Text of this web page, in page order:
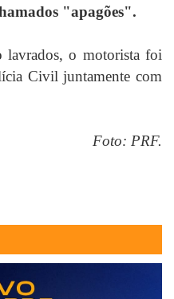
"apagões".
lavrados, o motorista foi
Civil juntamente com
Foto: PRF.